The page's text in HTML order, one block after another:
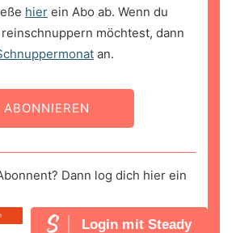
hier ein Abo ab. Wenn du
möchtest, dann
an.
Dann log dich hier ein
Login mit Steady